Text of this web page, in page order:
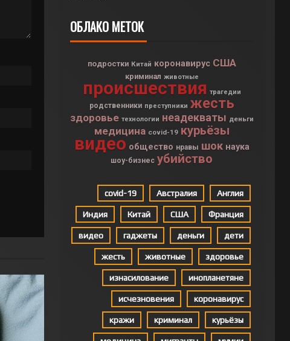
ОБЛАКО МЕТОК
подростки Китай коронавирус США
криминал животные
происшествия трагедии
родственники преступники жесть
здоровье технологии неадекваты деньги
медицина covid-19 курьёзы
видео общество нравы шок наука
шоу-бизнес убийство
covid-19 Австралия Англия
Индия Китай США Франция
видео гаджеты деньги дети
жесть животные здоровье
изнасилование инопланетяне
исчезновения коронавирус
кражи криминал курьёзы